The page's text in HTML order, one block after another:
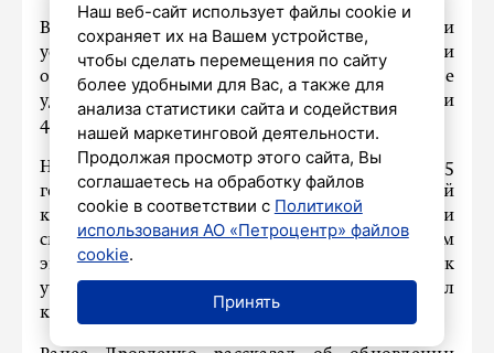
Во время благоустройства на территории
установят современную уличную мебель и
организуют освещение. Особое внимание
уделят озеленению — садовники высадят почти
4 тыс. кустарников.
Название «Ключ времени» сквер получил в 2025
году. Как пояснили в Топонимической
комиссии, оно связано сразу с несколькими
смыслами: отсылает к музыке и творческим
экспериментам Сергея Курехина, а также к
ученому Юрию Кнорозову, который нашел
ключ к расшифровке письменности майя.
Наш веб-сайт использует файлы cookie и
сохраняет их на Вашем устройстве,
чтобы сделать перемещения по сайту
более удобными для Вас, а также для
анализа статистики сайта и содействия
нашей маркетинговой деятельности.
Продолжая просмотр этого сайта, Вы
соглашаетесь на обработку файлов
cookie в соответствии с Политикой
использования АО «Петроцентр» файлов
cookie.
Принять